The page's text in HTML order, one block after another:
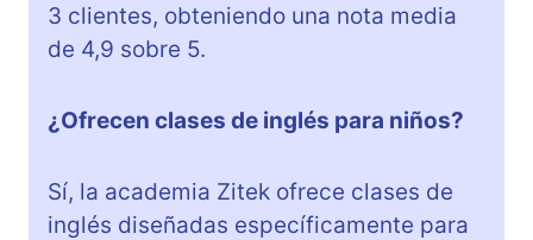
3 clientes, obteniendo una nota media
de 4,9 sobre 5.
¿Ofrecen clases de inglés para niños?
Sí, la academia Zitek ofrece clases de
inglés diseñadas específicamente para